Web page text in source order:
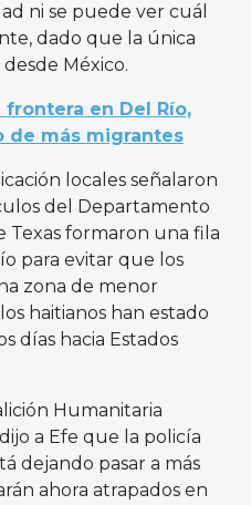
ni se puede ver cuál
dado que la única
México.
frontera en Del Río,
de más migrantes
locales señalaron
del Departamento
Texas formaron una fila
para evitar que los
zona de menor
haitianos han estado
días hacia Estados
Humanitaria
a Efe que la policía
dejando pasar a más
ahora atrapados en